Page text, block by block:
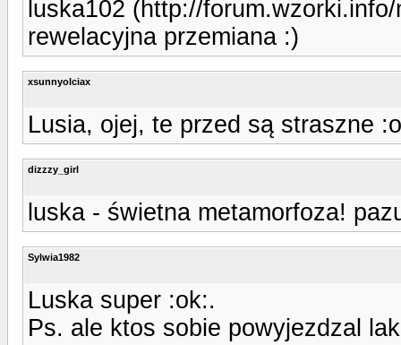
luska102 (http://
rewelacyjna przemiana :)
xsunnyolciax
Lusia, ojej, te przed są straszne
dizzzy_girl
luska - świetna metamorfoza!
Sylwia1982
Luska super :ok:.
Ps. ale ktos sobie powyjezdzal